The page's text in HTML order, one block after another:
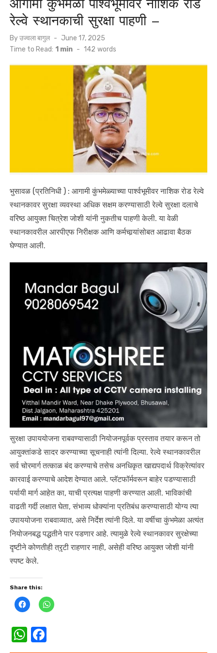
आगामी कुंभमेळा पार्श्वभूमीवर नाशिक रोड
रेल्वे स्थानकाची सुरक्षा पाहणी –
Byउज्वला बागुल
Posted
on
June 17, 2025
Time to Read: 1 min - 142 words
भुसावळ (प्रतिनिधी ) : आगामी कुंभमेळ्याच्या पार्श्वभूमीवर नाशिक रोड रेल्वे
स्थानकावर सुरक्षा व्यवस्था अधिक सक्षम करण्यासाठी रेल्वे सुरक्षा दलाचे
वरिष्ठ आयुक्त चित्रेश जोशी यांनी नुकतीच पाहणी केली. या वेळी
स्थानकावरील आरपीएफ निरीक्षक आणि कर्मचार्‍यांसोबत आढावा बैठक
घेण्यात आली.
सुरक्षा उपाययोजना राबवण्यासाठी नियोजनपूर्वक प्रस्ताव तयार करून तो
आयुक्तांकडे सादर करण्याच्या सूचनाही त्यांनी दिल्या. रेल्वे स्थानकावरील
सर्व चोरमार्ग तत्काळ बंद करण्याचे तसेच अनधिकृत खाद्यपदार्थ विक्रेत्यांवर
कारवाई करण्याचे आदेश देण्यात आले. प्लॅटफॉर्मवरून बाहेर पडण्यासाठी
पर्यायी मार्ग आहेत का, याची प्रत्यक्ष पाहणी करण्यात आली. भाविकांची
वाढती गर्दी लक्षात घेता, संभाव्य धोक्यांना प्रतिबंध करण्यासाठी योग्य त्या
उपाययोजना राबवाव्यात, असे निर्देश त्यांनी दिले. या वर्षीचा कुंभमेळा अत्यंत
नियोजनबद्ध पद्धतीने पार पडणार आहे. त्यामुळे रेल्वे स्थानकावर सुरक्षेच्या
दृष्टीने कोणतीही त्रृटी राहणार नाही, असेही वरिष्ठ आयुक्त जोशी यांनी
स्पष्ट केले.
Share this:
C
l
k
o
C
l
W